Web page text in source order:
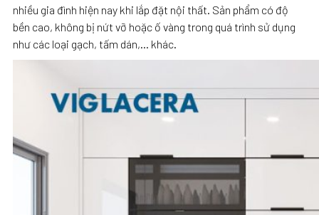
nhiều gia đình hiện nay khi lắp đặt nội thất. Sản phẩm có độ
bền cao, không bị nứt vỡ hoặc ố vàng trong quá trình sử dụng
như các loại gạch, tấm dán,… khác.